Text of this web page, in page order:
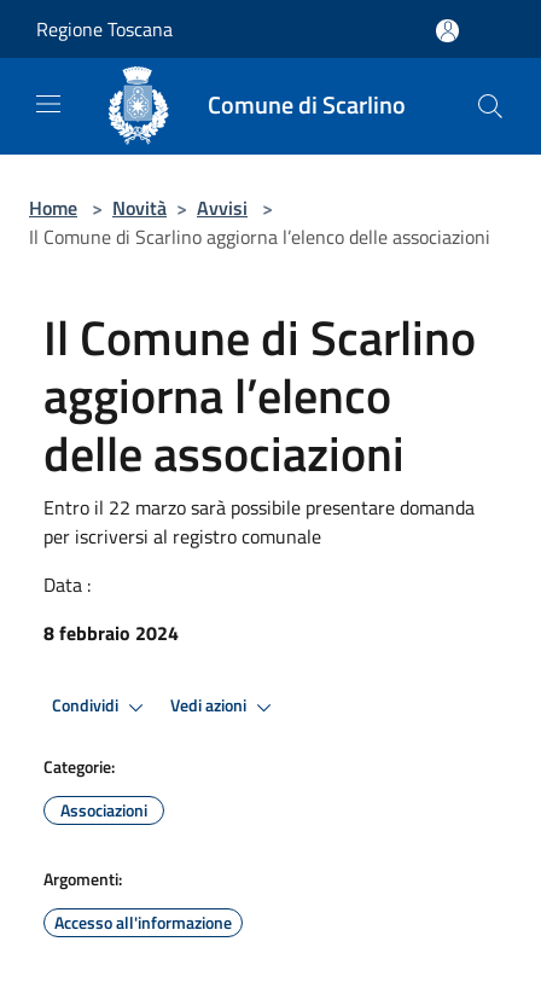
Regione Toscana
Comune di Scarlino
Home > Novità > Avvisi >
Il Comune di Scarlino aggiorna l’elenco delle associazioni
Il Comune di Scarlino
aggiorna l’elenco
delle associazioni
Entro il 22 marzo sarà possibile presentare domanda
per iscriversi al registro comunale
Data :
8 febbraio 2024
Condividi Vedi azioni
Categorie:
Associazioni
Argomenti:
Accesso all'informazione